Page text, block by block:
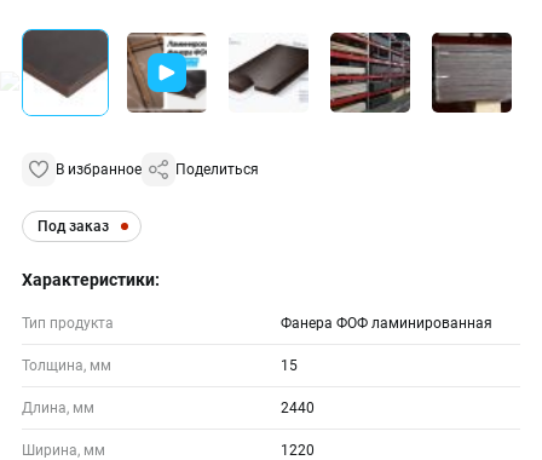
В избранное Поделиться
Под заказ
Характеристики:
Тип продукта Фанера ФОФ ламинированная
Толщина, мм 15
Длина, мм 2440
Ширина, мм 1220